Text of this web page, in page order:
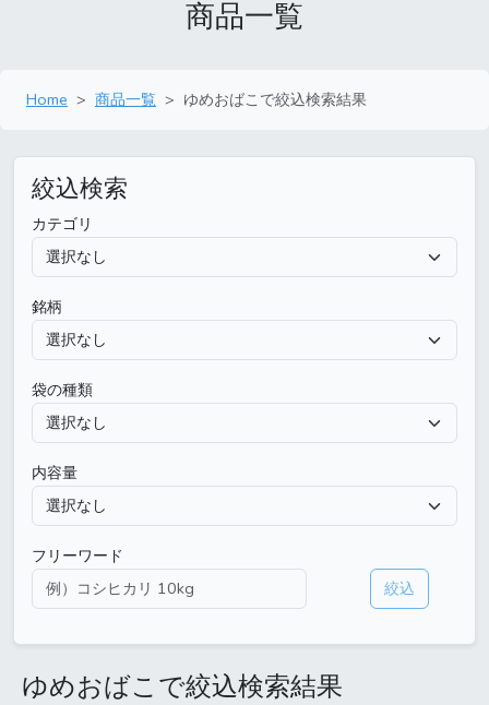
商品一覧
Home 商品一覧 ゆめおばこで絞込検索結果
絞込検索
カテゴリ
銘柄
袋の種類
内容量
フリーワード
絞込
ゆめおばこで絞込検索結果